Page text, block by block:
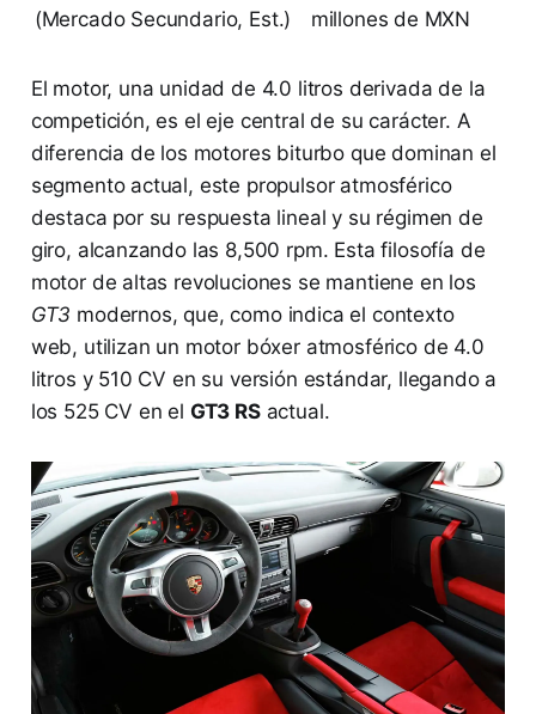
(Mercado Secundario, Est.)
millones de MXN
El motor, una unidad de 4.0 litros derivada de la
competición, es el eje central de su carácter. A
diferencia de los motores biturbo que dominan el
segmento actual, este propulsor atmosférico
destaca por su respuesta lineal y su régimen de
giro, alcanzando las 8,500 rpm. Esta filosofía de
motor de altas revoluciones se mantiene en los
GT3 modernos, que, como indica el contexto
web, utilizan un motor bóxer atmosférico de 4.0
litros y 510 CV en su versión estándar, llegando a
los 525 CV en el GT3 RSactual.